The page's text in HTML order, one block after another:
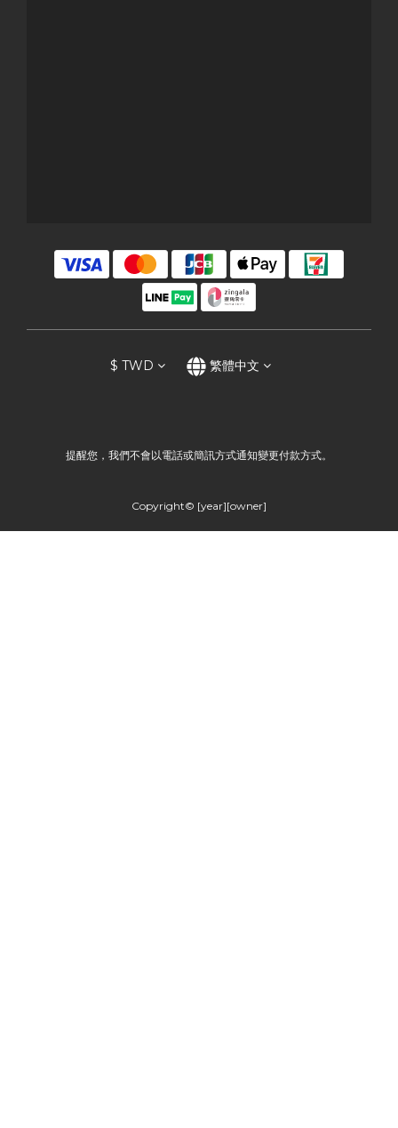
$ TWD 繁體中文
提醒您，我們不會以電話或簡訊方式通知變更付款方式。
Copyright© [year][owner]